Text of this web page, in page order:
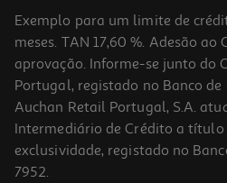
Exemplo para um limite de
meses. TAN 17,60 %. Adesão
aprovação. Informe-se junto do
Portugal, registado no Banco de
Auchan Retail Portugal, S.A.
Intermediário de Crédito a título
exclusividade, registado no
7952.